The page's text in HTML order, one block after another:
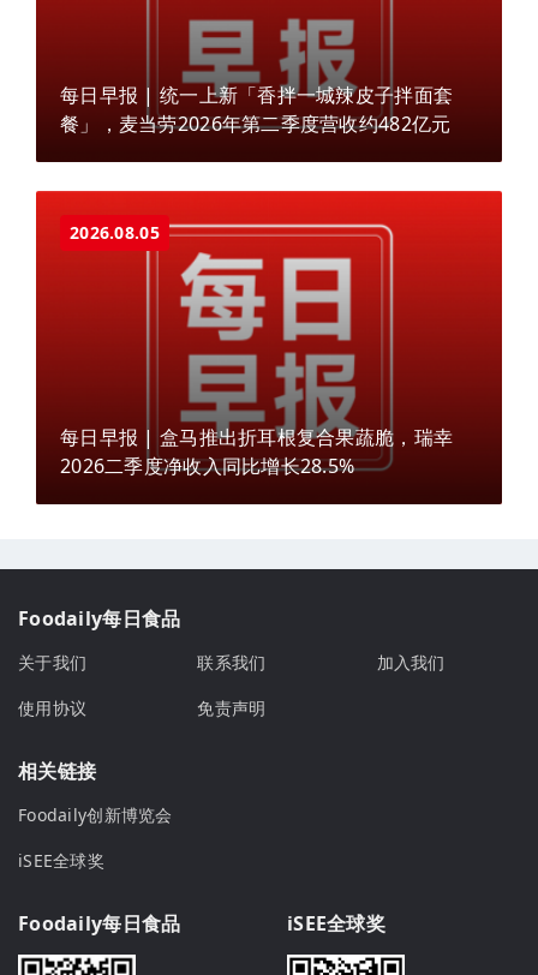
每日早报 | 统一上新「香拌一城辣皮子拌面套
餐」，麦当劳2026年第二季度营收约482亿元
2026.08.05
每日早报 | 盒马推出折耳根复合果蔬脆，瑞幸
2026二季度净收入同比增长28.5%
Foodaily每日食品
关于我们 联系我们
加入我们
使用协议
免责声明
相关链接
Foodaily创新博览会
iSEE全球奖
Foodaily每日食品 iSEE全球奖